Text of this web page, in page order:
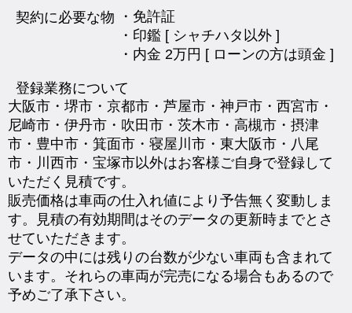
契約に必要な物
・免許証
・印鑑 [ シャチハタ以外 ]
・内金 2万円 [ ローンの方は頭金 ]
登録業務について
大阪市・堺市・京都市・芦屋市・神戸市・西宮市・
尼崎市・伊丹市・吹田市・茨木市・高槻市・摂津
市・豊中市・箕面市・寝屋川市・東大阪市・八尾
市・川西市・宝塚市以外はお客様ご自身で登録して
いただく見積です。
販売価格は車両の仕入れ値により予告無く変動しま
す。見積の有効期間はそのデータの更新時までとさ
せていただきます。
データの中には残りの台数が少ない車両も含まれて
います。それらの車両が完売になる場合もあるので
予めご了承下さい。